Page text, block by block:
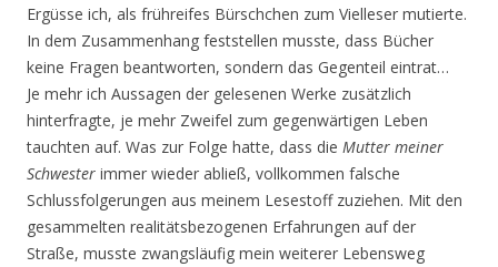
Ergüsse ich, als frühreifes Bürschchen zum Vielleser mutierte.
In dem Zusammen­hang feststellen musste, dass Bücher
keine Fragen beantworten, sondern das Gegenteil eintrat…
Je mehr ich Aussagen der gelesenen Werke zusätzlich
hinterfragte, je mehr Zweifel zum gegenwär­tigen Leben
tauchten auf. Was zur Folge hatte, dass die Mutter meiner
Schwester immer wieder ab­ließ, vollkommen falsche
Schlussfolgerungen aus meinem Lesestoff zuziehen. Mit den
gesammel­ten realitätsbezogenen Erfahrungen auf der
Straße, musste zwangsläufig mein weiterer Lebensweg